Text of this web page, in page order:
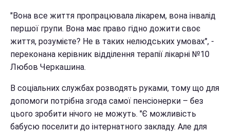
"Вона все життя пропрацювала лікарем, вона інвалід
першої групи. Вона має право гідно дожити своє
життя, розумієте? Не в таких нелюдських умовах", -
переконана керівник відділення терапії лікарні №10
Любов Черкашина.
В соціальних службах розводять руками, тому що для
допомоги потрібна згода самої пенсіонерки – без
цього зробити нічого не можуть. "Є можливість
бабусю поселити до інтернатного закладу. Але для